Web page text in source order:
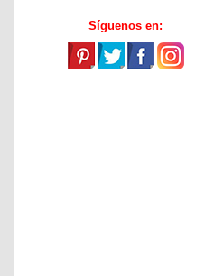
Síguenos en: